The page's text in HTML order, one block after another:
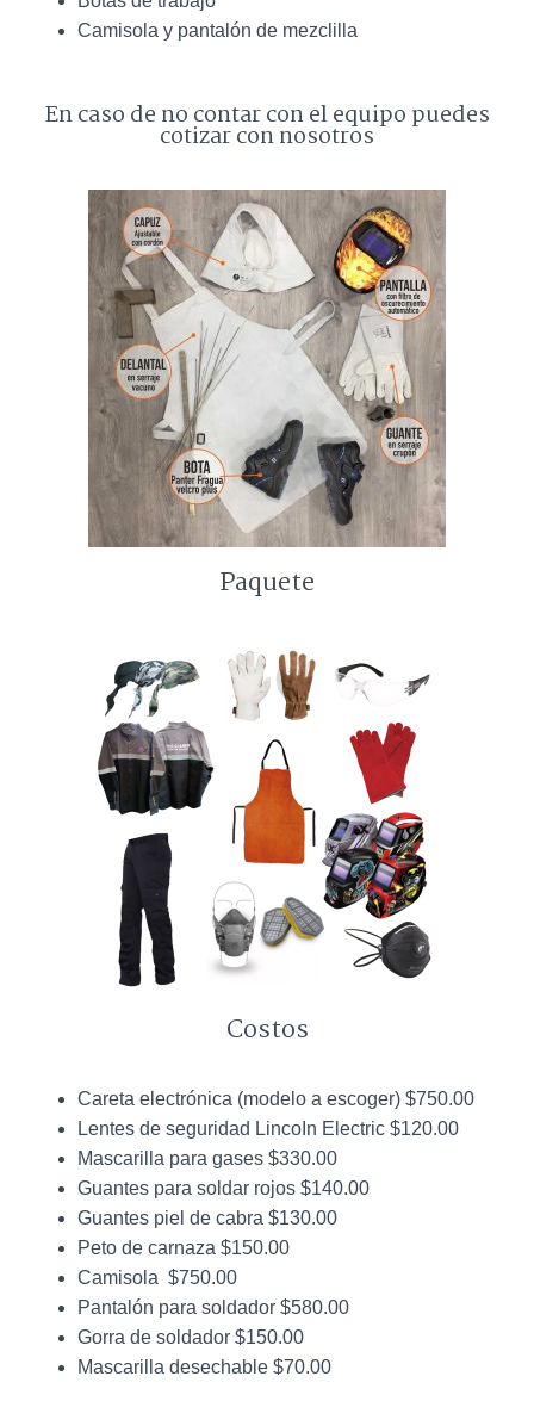
Camisola y pantalón de mezclilla
En caso de no contar con el equipo puedes
cotizar con nosotros
Paquete
Costos
Careta electrónica (modelo a escoger) $750.00
Lentes de seguridad LincoIn Electric $120.00
Mascarilla para gases $330.00
Guantes para soldar rojos $140.00
Guantes piel de cabra $130.00
Peto de carnaza $150.00
Camisola $750.00
Pantalón para soldador $580.00
Gorra de soldador $150.00
Mascarilla desechable $70.00